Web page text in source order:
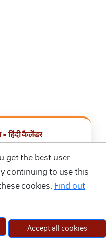
हिंदी कैलेंडर
डाउनलोड करें
get the best user
continuing to use this
cookies. Find out
Accept all cookies